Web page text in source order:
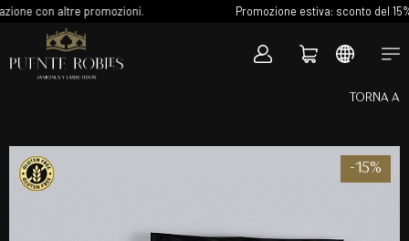
altre promozioni. Promozione estiva: sconto del 15% su tutto
-15%
TORNA A